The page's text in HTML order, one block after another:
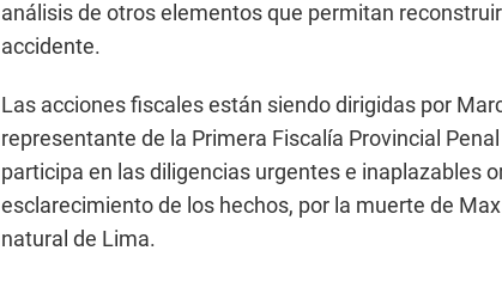
análisis de otros elementos que permitan
accidente.
Las acciones fiscales están siendo dirigidas por
representante de la Primera Fiscalía Provincial
participa en las diligencias urgentes e inaplazables
esclarecimiento de los hechos, por la muerte de
natural de Lima.